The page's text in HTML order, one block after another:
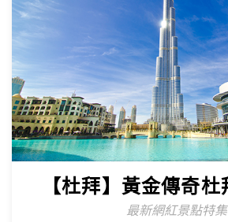
【杜拜】黃金傳奇
最新網紅景點特集